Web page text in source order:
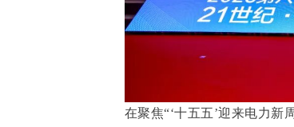
在聚焦“‘十五五’迎来电力